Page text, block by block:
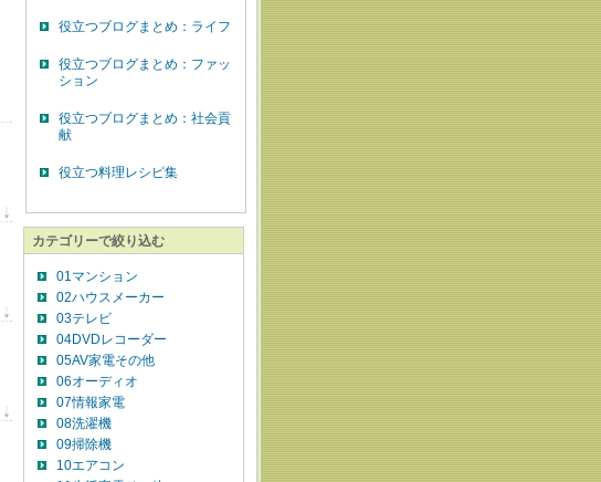
役立つブログまとめ：ライフ
役立つブログまとめ：ファッ
ション
役立つブログまとめ：社会貢
献
役立つ料理レシピ集
カテゴリーで絞り込む
01マンション
02ハウスメーカー
03テレビ
04DVDレコーダー
05AV家電その他
06オーディオ
07情報家電
08洗濯機
09掃除機
10エアコン